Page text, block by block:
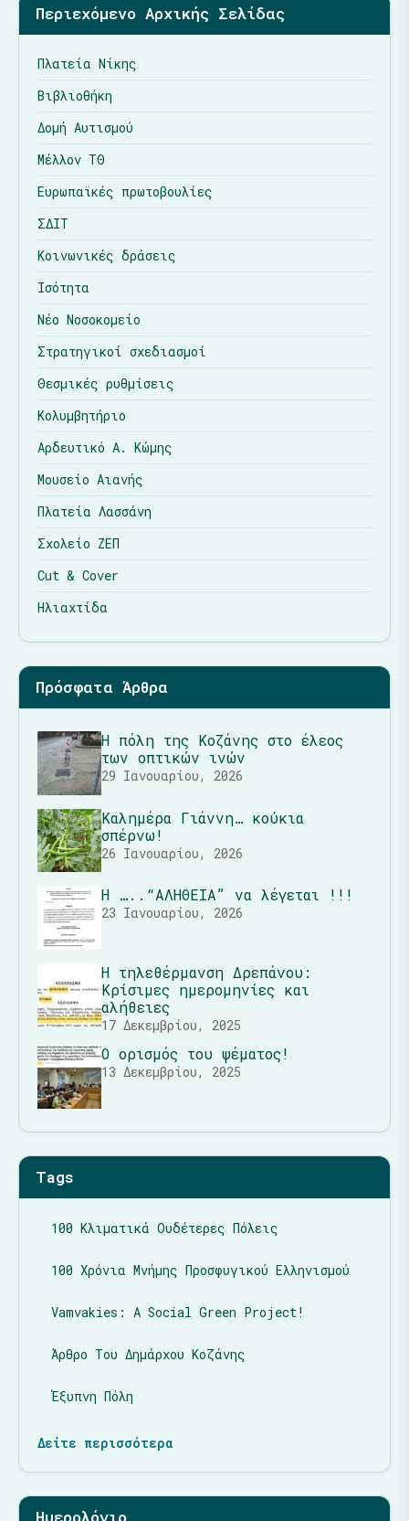
Περιεχόμενο Αρχικής Σελίδας
Πλατεία Νίκης
Βιβλιοθήκη
Δομή Αυτισμού
Μέλλον ΤΘ
Ευρωπαϊκές πρωτοβουλίες
ΣΔΙΤ
Κοινωνικές δράσεις
Ισότητα
Νέο Νοσοκομείο
Στρατηγικοί σχεδιασμοί
Θεσμικές ρυθμίσεις
Κολυμβητήριο
Αρδευτικό Α. Κώμης
Μουσείο Αιανής
Πλατεία Λασσάνη
Σχολείο ΖΕΠ
Cut & Cover
Ηλιαχτίδα
Πρόσφατα Άρθρα
Η πόλη της Κοζάνης στο έλεος
των οπτικών ινών
29 Ιανουαρίου, 2026
Καλημέρα Γιάννη… κούκια
σπέρνω!
26 Ιανουαρίου, 2026
Η …..“ΑΛΗΘΕΙΑ” να λέγεται !!!
23 Ιανουαρίου, 2026
Η τηλεθέρμανση Δρεπάνου:
Κρίσιμες ημερομηνίες και
αλήθειες
17 Δεκεμβρίου, 2025
Ο ορισμός του ψέματος!
13 Δεκεμβρίου, 2025
Tags
100 Κλιματικά Ουδέτερες Πόλεις
100 Χρόνια Μνήμης Προσφυγικού Ελληνισμού
Vamvakies: A Social Green Project!
Άρθρο Του Δημάρχου Κοζάνης
Έξυπνη Πόλη
Δείτε περισσότερα